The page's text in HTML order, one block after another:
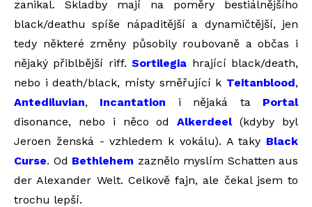
zanikal. Skladby mají na poměry bestiálnějšího
black/deathu spíše nápaditější a dynamičtější, jen
tedy některé změny působily roubovaně a občas i
nějaký přiblbější riff.Sortilegia hrající black/death,
nebo i death/black, místy směřující k Teitanblood,
Antediluvian, Incantation i nějaká ta Portal
disonance, nebo i něco odAlkerdeel(kdyby byl
Jeroen ženská - vzhledem k vokálu). A taky Black
Curse. Od Bethlehem zaznělo myslím Schatten aus
der Alexander Welt. Celkově fajn, ale čekal jsem to
trochu lepší.